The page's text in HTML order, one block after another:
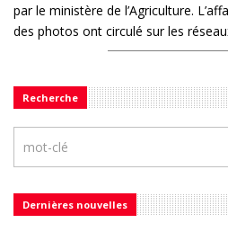
par le ministère de l’Agriculture.
des photos ont circulé sur les
Recherche
Dernières nouvelles